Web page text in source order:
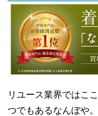
リユース業界ではこ
つでもあるなんぼや